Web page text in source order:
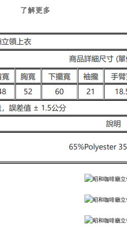
了解更多